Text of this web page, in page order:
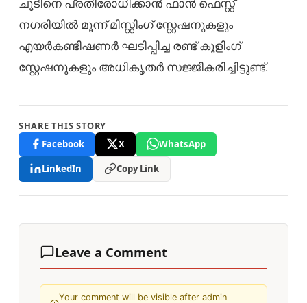
നഗരിയിൽ മൂന്ന് മിസ്റ്റിംഗ് സ്റ്റേഷനുകളും
എയർകണ്ടീഷണർ ഘടിപ്പിച്ച രണ്ട് കൂളിംഗ്
സ്റ്റേഷനുകളും അധികൃതർ സജ്ജീകരിച്ചിട്ടുണ്ട്.
SHARE THIS STORY
Facebook
X
WhatsApp
LinkedIn
Copy Link
Leave a Comment
Your comment will be visible after admin